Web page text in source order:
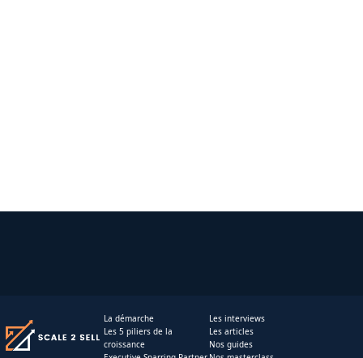
La démarche
Les 5 piliers de la
croissance
Les interviews
Les articles
Nos guides